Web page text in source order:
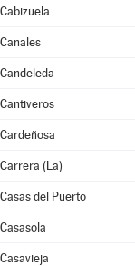
Cabizuela
Canales
Candeleda
Cantiveros
Cardeñosa
Carrera (La)
Casas del Puerto
Casasola
Casavieja